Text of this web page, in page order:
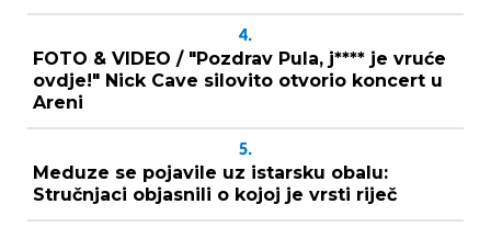
4.
FOTO & VIDEO / "Pozdrav Pula, j**** je vruće
ovdje!" Nick Cave silovito otvorio koncert u
Areni
5.
Meduze se pojavile uz istarsku obalu:
Stručnjaci objasnili o kojoj je vrsti riječ